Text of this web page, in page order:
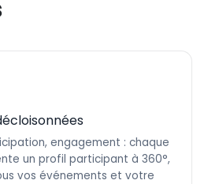
engagement : chaque
un profil participant à 360°,
vos événements et votre